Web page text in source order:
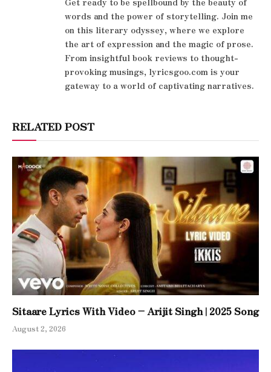
words and the power of storytelling. Join me
on this literary odyssey, where we explore
the art of expression and the magic of prose.
From insightful book reviews to thought-
provoking musings, lyricsgoo.com is your
gateway to a world of captivating narratives.
RELATED POST
Sitaare Lyrics With Video – Arijit Singh | 2025 Song
August 2, 2026